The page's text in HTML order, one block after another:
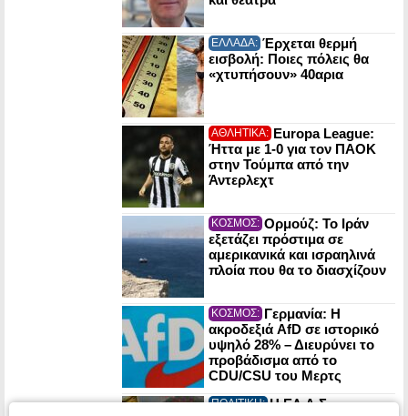
ΕΛΛΑΔΑ: Έρχεται θερμή
εισβολή: Ποιες πόλεις θα
«χτυπήσουν» 40αρια
ΑΘΛΗΤΙΚΑ: Europa League:
Ήττα με 1-0 για τον ΠΑΟΚ
στην Τούμπα από την
Άντερλεχτ
ΚΟΣΜΟΣ: Ορμούζ: Το Ιράν
εξετάζει πρόστιμα σε
αμερικανικά και ισραηλινά
πλοία που θα το διασχίζουν
ΚΟΣΜΟΣ: Γερμανία: Η
ακροδεξιά AfD σε ιστορικό
υψηλό 28% – Διευρύνει το
προβάδισμα από το
CDU/CSU του Μερτς
ΠΟΛΙΤΙΚΗ: Η ΕΛ.Α.Σ.